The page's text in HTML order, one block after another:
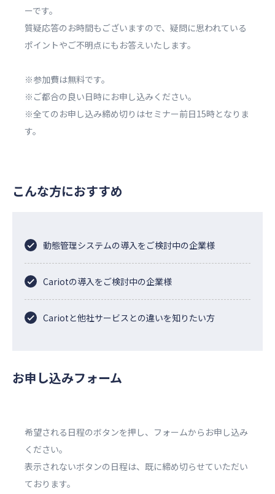
ーです。
質疑応答のお時間もございますので、疑問に思われている
ポイントやご不明点にもお答えいたします。
※参加費は無料です。
※ご都合の良い日時にお申し込みください。
※全てのお申し込み締め切りはセミナー前日15時となりま
す。
こんな方におすすめ
動態管理システムの導入をご検討中の企業様
Cariotの導入をご検討中の企業様
Cariotと他社サービスとの違いを知りたい方
お申し込みフォーム
希望される日程のボタンを押し、フォームからお申し込み
ください。
表示されないボタンの日程は、既に締め切らせていただい
ております。